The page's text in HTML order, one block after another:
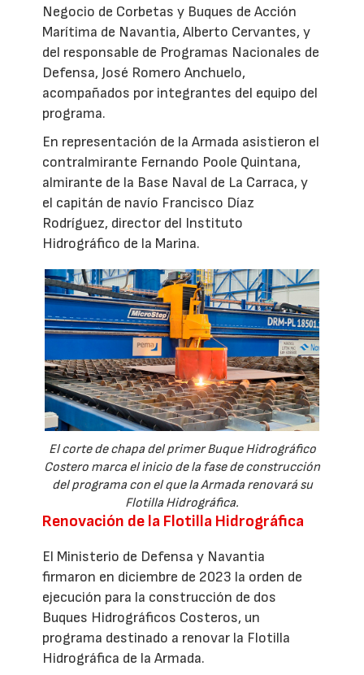
Negocio de Corbetas y Buques de Acción
Marítima de Navantia, Alberto Cervantes, y
del responsable de Programas Nacionales de
Defensa, José Romero Anchuelo,
acompañados por integrantes del equipo del
programa.
En representación de la Armada asistieron el
contralmirante Fernando Poole Quintana,
almirante de la Base Naval de La Carraca, y
el capitán de navío Francisco Díaz
Rodríguez, director del Instituto
Hidrográfico de la Marina.
El corte de chapa del primer Buque Hidrográfico
Costero marca el inicio de la fase de construcción
del programa con el que la Armada renovará su
Flotilla Hidrográfica.
Renovación de la Flotilla Hidrográfica
El Ministerio de Defensa y Navantia
firmaron en diciembre de 2023 la orden de
ejecución para la construcción de dos
Buques Hidrográficos Costeros, un
programa destinado a renovar la Flotilla
Hidrográfica de la Armada.